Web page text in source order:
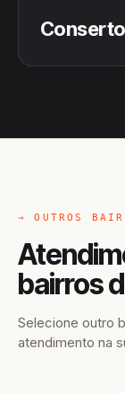
→ OUTROS
bairros
Selecione outro
atendimento na